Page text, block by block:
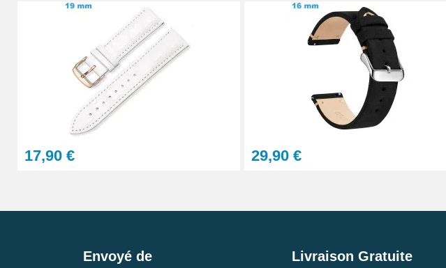
23,90 €
Sacoche Outils Horlogerie complet de Réparation - 13 pièces
45,90 €
17,90 € 29,90 €
Envoyé de Livraison Gratuite